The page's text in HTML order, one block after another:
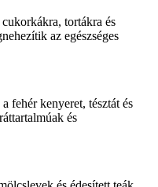
tortákra és
az egészséges
fehér kenyeret, tésztát és
és